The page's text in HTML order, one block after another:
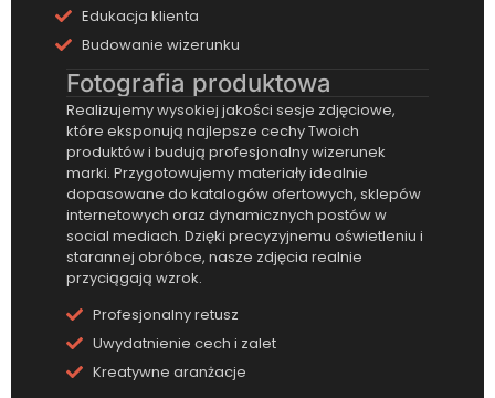
Edukacja klienta
Budowanie wizerunku
Fotografia produktowa
Realizujemy wysokiej jakości sesje zdjęciowe,
które eksponują najlepsze cechy Twoich
produktów i budują profesjonalny wizerunek
marki. Przygotowujemy materiały idealnie
dopasowane do katalogów ofertowych, sklepów
internetowych oraz dynamicznych postów w
social mediach. Dzięki precyzyjnemu oświetleniu i
starannej obróbce, nasze zdjęcia realnie
przyciągają wzrok.
Profesjonalny retusz
Uwydatnienie cech i zalet
Kreatywne aranżacje